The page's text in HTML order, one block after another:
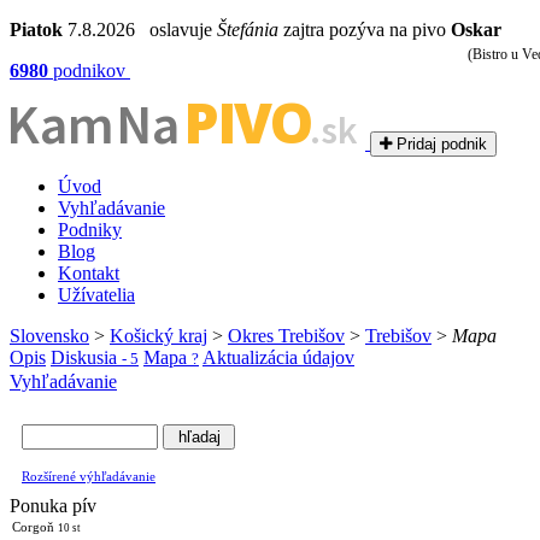
Piatok 7.8.2026 oslavuje Štefánia zajtra pozýva na pivo Oskar
6980 podnikov
Kam NaPIVO.sk Pridaj podnik
Úvod
Vyhľadávanie
Podniky
Blog
Kontakt
Užívatelia
Slovensko > Košický kraj > Okres Trebišov > Trebišov > Mapa
Opis Diskusia - 5 Mapa ? Aktualizácia údajov
Vyhľadávanie
Rozšírené výhľadávanie
Ponuka pív
Corgoň 10 st
(Bistro u